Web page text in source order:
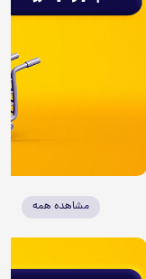
مشاهده همه